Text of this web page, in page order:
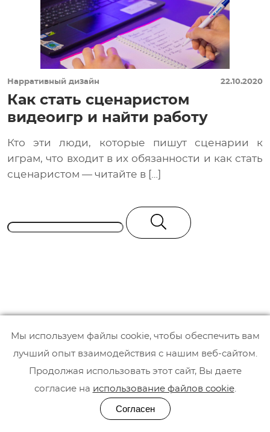
Нарративный дизайн 22.10.2020
Как стать сценаристом
видеоигр и найти работу
Кто эти люди, которые пишут сценарии к
играм, что входит в их обязанности и как стать
сценаристом — читайте в […]
Privacy Policy
Мы в соцсетях
Мы используем файлы cookie, чтобы обеспечить вам
лучший опыт взаимодействия с нашим веб-сайтом.
Продолжая использовать этот сайт, Вы даете
согласие на использование файлов cookie.
Согласен